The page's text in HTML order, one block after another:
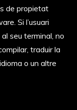
de propietat
Si l’usuari
seu terminal, no
traduir la
o un altre